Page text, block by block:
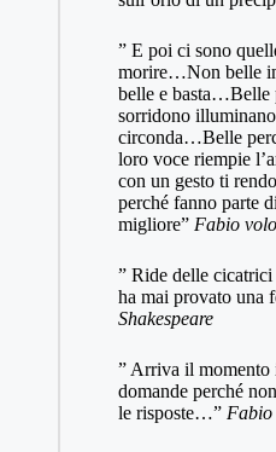
” E poi ci sono
morire…Non belle
belle e basta…Belle
sorridono
circonda…Belle
loro voce riempie
con un gesto ti
perché fanno parte
migliore” Fabio volo
” Ride delle cicatrici
ha mai provato una
Shakespeare
” Arriva il momento
domande perché
le risposte…” Fabio